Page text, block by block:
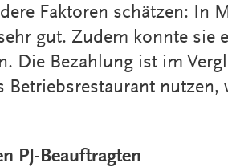
Faktoren schätzen: In
gut. Zudem konnte sie
Die Bezahlung ist im
nutzen,
PJ-Beauftragten